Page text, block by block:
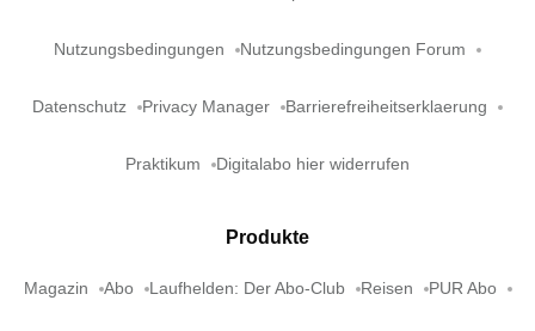
Nutzungsbedingungen Nutzungsbedingungen Forum
Datenschutz Privacy Manager Barrierefreiheitserklaerung
Praktikum Digitalabo hier widerrufen
Produkte
Magazin Abo Laufhelden: Der Abo-Club Reisen PUR Abo